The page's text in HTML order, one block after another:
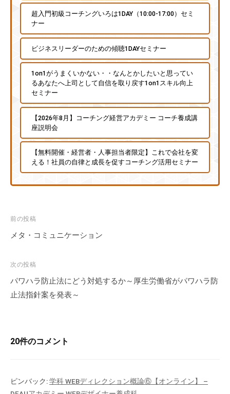
超入門初級コーチングいろは1DAY（10:00-17:00）セミ
ナー
ビジネスリーダーのための傾聴1DAYセミナー
1on1がうまくいかない・・なんとかしたいと思ってい
るあなたへ上司として自信を取り戻す1on1スキル向上
セミナー
【2026年8月】コーチング経営アカデミー コーチ養成講
座説明会
【無料開催・経営者・人事担当者限定】これで会社を変
える！社員の自律と成長を促すコーチング活用セミナー
投
稿
ビ
ゲ
ー
ン
前の投稿
メタ・コミュニケーション
次の投稿
パワハラ防止法にどう対処するか～厚生労働省がパワハラ防
止法指針案を発表～
20件のコメント
ピンバック:学科 WEBディレクション概論⑥【オンライン】 –